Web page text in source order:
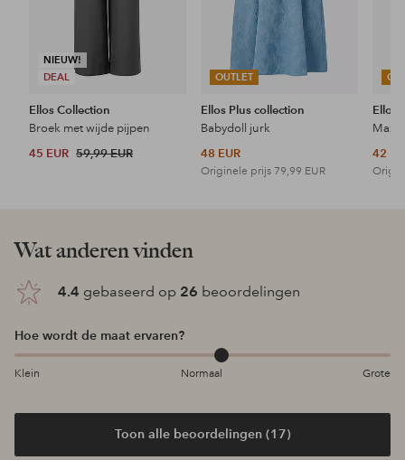
NIEUW!
DEAL
Ellos Collection
Broek met wijde pijpen
45 EUR 59,99 EUR
OUTLET
Ellos Plus collection
Babydoll jurk
48 EUR
Originele prijs 79,99 EUR
Ellos
Maxi-
42
Wat anderen vinden
4.4 gebaseerd op 26 beoordelingen
Hoe wordt de maat ervaren?
Klein Normaal Grote
Toon alle beoordelingen (17)